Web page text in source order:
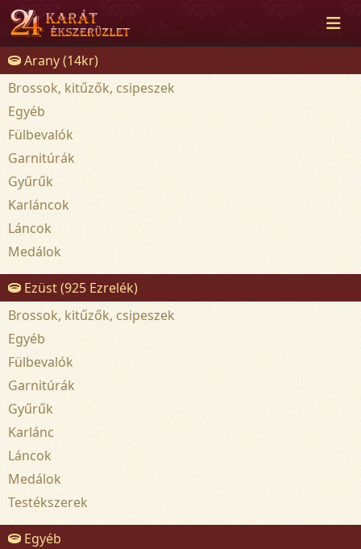
Arany (14kr)
Brossok, kitűzők, csipeszek
Egyéb
Fülbevalók
Garnitúrák
Gyűrűk
Karláncok
Láncok
Medálok
Ezüst (925 Ezrelék)
Brossok, kitűzők, csipeszek
Egyéb
Fülbevalók
Garnitúrák
Gyűrűk
Karlánc
Láncok
Medálok
Testékszerek
Egyéb